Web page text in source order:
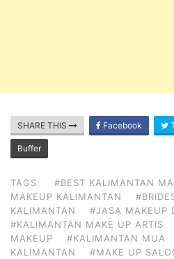
SHARE THIS Facebook
Buffer
TAGS: #BEST KALIMANTAN
MAKEUP KALIMANTAN
KALIMANTAN
#JASA MAKEUP
#KALIMANTAN MAKE UP ARTIS
MAKEUP
#KALIMANTAN MUA
KALIMANTAN
#MAKE UP